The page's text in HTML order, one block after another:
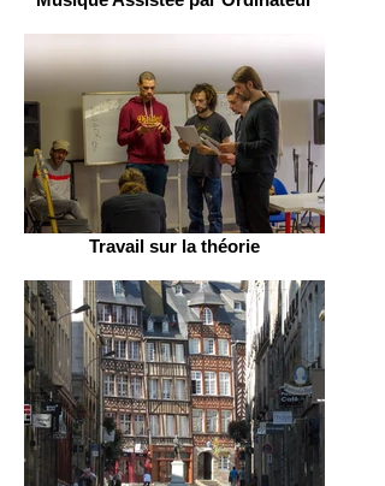
Travail sur la théorie